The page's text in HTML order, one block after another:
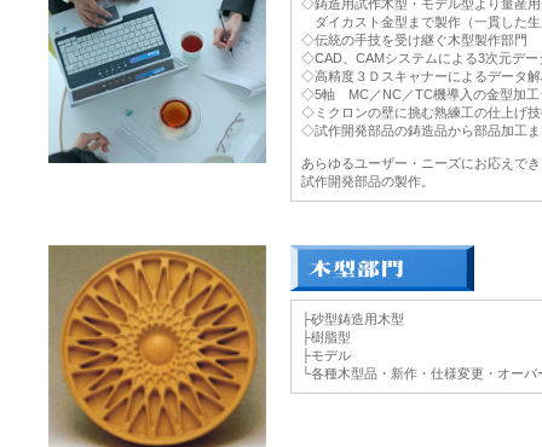
◇鋳造用試作木型・モデル型より量産
ダイカスト金型まで製作（一貫した
◇伝統の手技を受け継ぐ木型製作部門
◇CAD、CAMシステムによる3次元デー
◇高精度３Ｄスキャナーによるデータ
◇5軸 MC／NC／TC機導入の金型加工
◇ミクロンの壁に挑む熟練工の仕上げ
◇試作開発部品の鋳造品から部品加工
あらゆるユーザー・ニーズにお応えで
試作開発部品の製作。
├砂型鋳造用木型
├樹脂型
├モデル
└各種木型品・新作・仕様変更・オーバ